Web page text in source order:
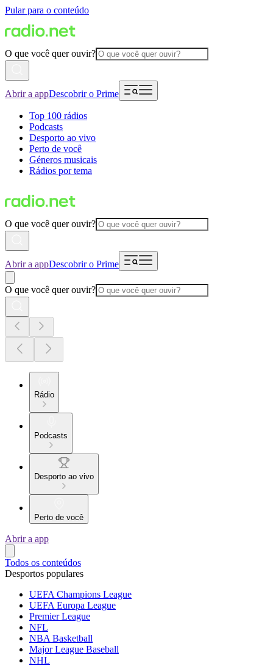
Pular para o conteúdo
O que você quer ouvir?
Abrir a appDescobrir o Prime
Top 100 rádios
Podcasts
Desporto ao vivo
Perto de você
Géneros musicais
Rádios por tema
O que você quer ouvir?
Abrir a appDescobrir o Prime
O que você quer ouvir?
Rádio
Podcasts
Desporto ao vivo
Perto de você
Abrir a app
Todos os conteúdos
Desportos populares
UEFA Champions League
UEFA Europa League
Premier League
NFL
NBA Basketball
Major League Baseball
NHL